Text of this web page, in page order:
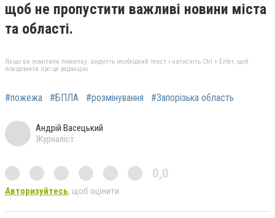
щоб не пропустити важливі новини міста
та області.
Якщо ви помітили помилку, виділіть необхідний текст і натисніть Ctrl + Enter, щоб
повідомити про це редакцію
#пожежа #БПЛА #розмінування #Запорізька область
Андрій Васецький
Журналіст
0,0
Авторизуйтесь, щоб оцінити